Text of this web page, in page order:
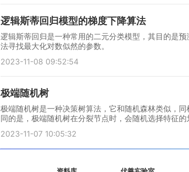
逻辑斯蒂回归模型的梯度下降算法
逻辑斯蒂回归是一种常用的二元分类模型，其目的是
法寻找最大化对数似然的参数。
2023-11-08 09:52:54
极端随机树
极端随机树是一种决策树算法，它和随机森林类似，
同的是，极端随机树在分裂节点时，会随机选择特征
2023-11-07 10:05:32